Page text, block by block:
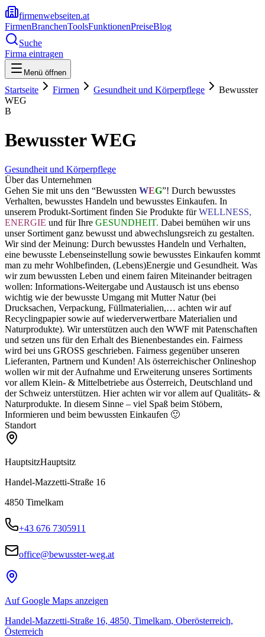
firmenwebseiten.at
FirmenBranchenToolsFunktionenPreiseBlog
Suche
Firma eintragen
Menü öffnen
Startseite Firmen Gesundheit und Körperpflege
Bewusster
WEG
B
Bewusster WEG
Gesundheit und Körperpflege
Über das Unternehmen
Gehen Sie mit uns den “Bewussten WEG”! Durch bewusstes
Verhalten, bewusstes Handeln und bewusstes Einkaufen. In
unserem Produkt-Sortiment finden Sie Produkte fürWELLNESS,
ENERGIE und für Ihre GESUNDHEIT. Dabei bemühen wir uns
unser Sortiment ganz bewusst und abwechslungsreich zu gestalten.
Wir sind der Meinung: Durch bewusstes Handeln und Verhalten,
eine bewusste Lebenseinstellung sowie bewusstes Einkaufen kommt
man zu mehr Wohlbefinden, (Lebens)Energie und Gesundheit. Was
wir zum bewussten Leben und einem fairen Miteinander beitragen
wollen: Informations-Weitergabe und Austausch ist uns ebenso
wichtig wie der bewusste Umgang mit Mutter Natur (bei
Drucksachen, Verpackung, Füllmaterialien,… achten wir auf
Recyclingpapier sowie auf wiederverwertbare Materialien und
Naturprodukte). Wir unterstützen auch den WWF mit Patenschaften
und setzen uns für den Erhalt des Bienenbestandes ein. Fairness
wird bei uns GROSS geschrieben. Fairness gegenüber unseren
Lieferanten, Partnern und Kunden! Als österreichischer Onlineshop
wollen wir mit der Aufnahme und Erweiterung unseres Sortiments
vor allem Klein- & Mittelbetriebe aus Österreich, Deutschland und
der Schweiz unterstützen. Hier achten wir vor allem auf Qualitäts- &
Naturprodukte. In diesem Sinne – viel Spaß beim Stöbern,
Informieren und beim bewussten Einkaufen 🙂
Standort
HauptsitzHauptsitz
Handel-Mazzetti-Straße 16
4850 Timelkam
+43 676 7305911
office@bewusster-weg.at
Auf Google Maps anzeigen
Handel-Mazzetti-Straße 16, 4850, Timelkam, Oberösterreich,
Österreich